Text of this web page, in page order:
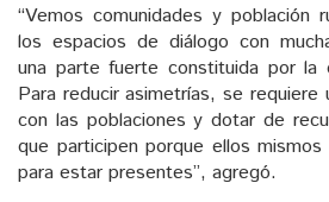
“Vemos comunidades y población
los espacios de diálogo con
una parte fuerte constituida por la
Para reducir asimetrías, se requiere
con las poblaciones y dotar de
que participen porque ellos
para estar presentes”, agregó.